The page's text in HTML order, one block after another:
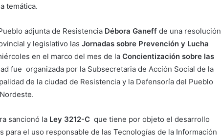
temática.
adjunta de Resistencia Débora Ganeff de una resolución
y legislativo las Jornadas sobre Prevención y Lucha
en el marco del mes de la Concientización sobre las
fue organizada por la Subsecretaria de Acción Social de la
de la ciudad de Resistencia y la Defensoría del Pueblo
sancionó la Ley 3212-C que tiene por objeto el desarrollo
el uso responsable de las Tecnologías de la Información